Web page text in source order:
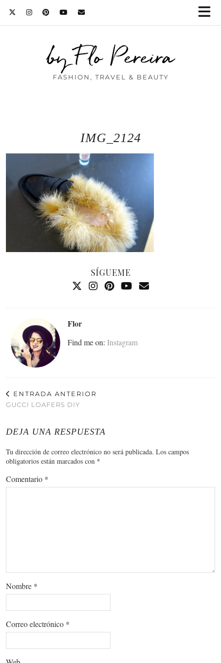
by Flo Pereira
FASHION, TRAVEL & BEAUTY
IMG_2124
SÍGUEME
Flor
Find me on: Instagram
ENTRADA ANTERIOR
GUCCI LOAFERS DIY
DEJA UNA RESPUESTA
Tu dirección de correo electrónico no será publicada. Los campos
obligatorios están marcados con *
Comentario *
Nombre *
Correo electrónico *